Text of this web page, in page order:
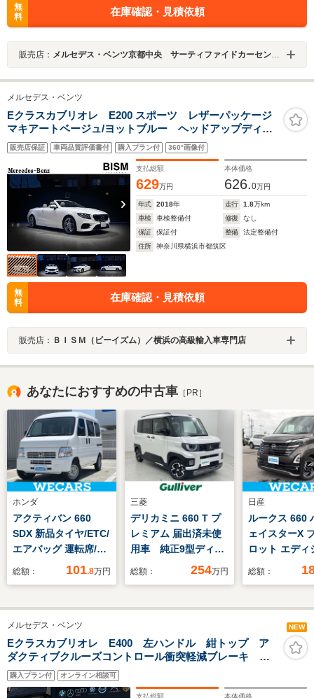
無
料
在庫確認・見積依頼
販売店： メルセデス・ベンツ京都中央 サーティファイドカーセンター
メルセデス・ベンツ
Eクラスカブリオレ E200 スポーツ レザーパッケージ
マキアートベージュ/ヨットブルー ヘッドアップディス
プレイ 全周囲カメラ バリオルーフ レーダーセーフ
ティ パフュームアトマイザー ブルメスターサウン
ド AMG19インチホイール 禁煙
販売店保証 車両品質評価書付 購入プラン付 360°画像付
支払総額
629万円
本体価格
626.0万円
年式 2018年 走行 1.8万km
車検
車検整備付 修復
なし
保証
保証付 整備
法定整備付
住所
神奈川県横浜市都筑区
無
料
在庫確認・見積依頼
販売店： ＢＩＳＭ（ビーイズム）／横浜の高級輸入車専門店
あなたにおすすめの中古車 ［PR］
ホンダ
アクティバン 660
SDX 新品タイヤ/ETC/
エアバッグ 運転席/パ
ワーステアリング/マ
総額： 101.8万円
三菱
デリカミニ 660 T プ
レミアム 届出済未使
用車 純正9型ディス
プレイオーディオ e-
パワースライドドア
ルーフレール ター
ボ レーダークルーズ
トキー
総額： 254万円
日産
ルークス 660
ェイスターX
ロット エディ
ディスプレイ
衝突安全装置/
動スライドド
位モニター/車
防止支援シス
正
総額：
メルセデス・ベンツ NEW
Eクラスカブリオレ E400 左ハンドル 紺トップ ア
ダクティブクルーズコントロール衝突軽減ブレーキ ブ
ラインドスポットモニター エアコンシート 360度カメ
ラ ドライブレコーダー レザーシート
購入プラン付 オンライン相談可
支払総額 本体価格